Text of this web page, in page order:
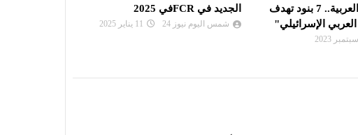
11 يناير 2025
الشرطة‭ ‬السويسرية: قتيلان ومفقود
بعد انهيار أرضي بجنوب البلاد‭ ‬